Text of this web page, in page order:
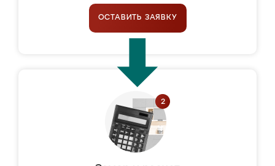
ОСТАВИТЬ ЗАЯВКУ